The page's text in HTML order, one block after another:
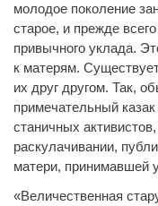
молодое поколение
старое, и прежде
привычного уклада.
к матерям.
их друг другом. Так,
примечательный
станичных
раскулачивании,
матери, принимавшей
«Величественная